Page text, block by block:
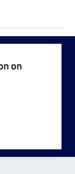
on